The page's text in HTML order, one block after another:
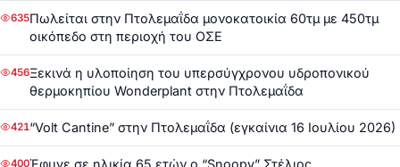
635Πωλείται στην Πτολεμαΐδα μονοκατοικία 60τμ με 450τμ
οικόπεδο στη περιοχή του ΟΣΕ
456Ξεκινά η υλοποίηση του υπερσύγχρονου υδροπονικού
θερμοκηπίου Wonderplant στην Πτολεμαΐδα
421“Volt Cantine” στην Πτολεμαΐδα (εγκαίνια 16 Ιουλίου 2026)
400